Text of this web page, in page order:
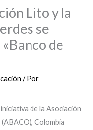
Lito y la
se
de
/ Por
de la Asociación
Colombia